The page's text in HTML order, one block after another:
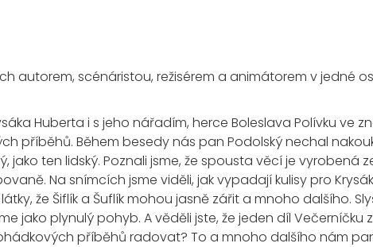
autorem, scénáristou, režisérem a animátorem v jedné
Huberta i s jeho nářadím, herce Boleslava Polívku ve
příběhů. Během besedy nás pan Podolský nechal
ten lidský. Poznali jsme, že spousta věcí je vyrobená
Na snímcích jsme viděli, jak vypadají kulisy pro
že Šiflík a Šuflík mohou jasně zářit a mnoho dalšího.
jako plynulý pohyb. A věděli jste, že jeden díl
příběhů radovat? To a mnoho dalšího nám